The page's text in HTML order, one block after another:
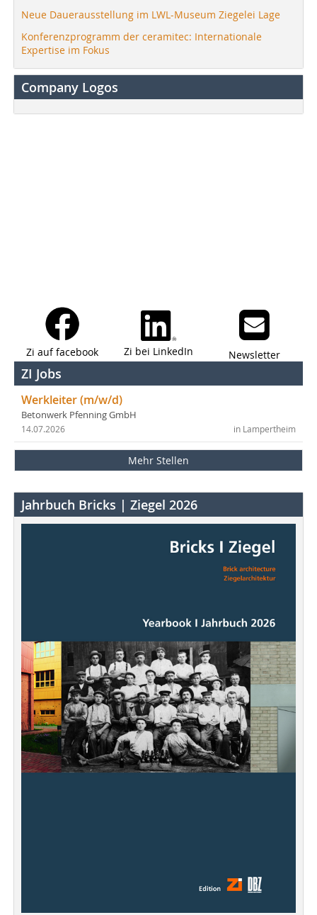
Neue Dauerausstellung im LWL-Museum Ziegelei Lage
Konferenzprogramm der ceramitec: Internationale
Expertise im Fokus
Company Logos
Zi auf facebook Zi bei LinkedIn Newsletter
ZI Jobs
Werkleiter (m/w/d)
Betonwerk Pfenning GmbH
in Lampertheim
14.07.2026
Mehr Stellen
Jahrbuch Bricks | Ziegel 2026